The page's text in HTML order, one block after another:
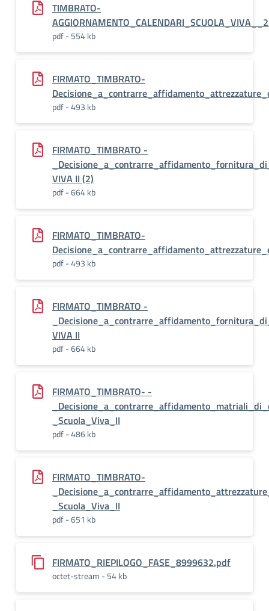
TIMBRATO-
pdf - 554 kb
FIRMATO_TIMBRATO-
pdf - 493 kb
FIRMATO_TIMBRATO -
VIVA II (2)
pdf - 664 kb
FIRMATO_TIMBRATO-
pdf - 493 kb
FIRMATO_TIMBRATO -
VIVA II
pdf - 664 kb
FIRMATO_TIMBRATO- -
_Scuola_Viva_II
pdf - 486 kb
FIRMATO_TIMBRATO-
_Scuola_Viva_II
pdf - 651 kb
FIRMATO_RIEPILOGO_FASE_8999632.pdf
octet-stream - 54 kb